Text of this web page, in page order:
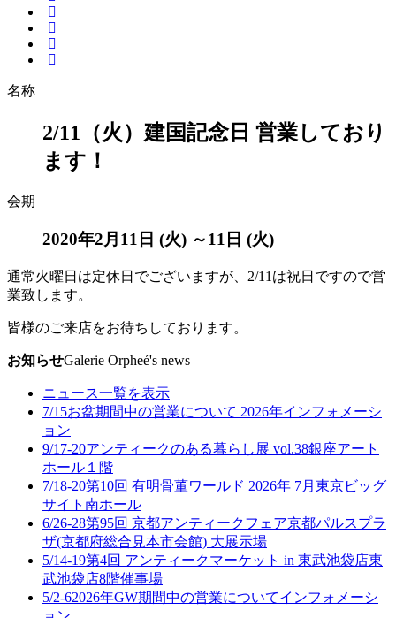
名称
2/11（火）建国記念日 営業しており
ます！
会期
2020年2月11日 (火) ～11日 (火)
通常火曜日は定休日でございますが、2/11は祝日ですので営
業致します。
皆様のご来店をお待ちしております。
お知らせGalerie Orpheé's news
ニュース一覧を表示
7/15お盆期間中の営業について 2026年インフォメーシ
ョン
9/17-20アンティークのある暮らし展 vol.38銀座アート
ホール１階
7/18-20第10回 有明骨董ワールド 2026年 7月 東京ビッグ
サイト南ホール
6/26-28第95回 京都アンティークフェア京都パルスプラ
ザ(京都府総合見本市会館) 大展示場
5/14-19第4回 アンティークマーケット in 東武池袋店東
武池袋店8階催事場
5/2-62026年GW期間中の営業についてインフォメーシ